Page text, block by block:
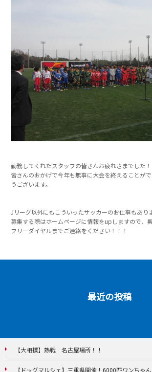
勤務してくれたスタッフの皆さんお疲れさまでした！
皆さんのおかげで今年も無事に大会を終えることが
うございます。
Jリーグ以外にもこういったサッカーのお仕事もありま
募集する際はホームページに情報をupしますので、
フリーダイヤルまでご連絡をください！！！
最近の投稿
【大相撲】熱戦 名古屋場所！！
【ドッグマルシェ】三重県開催！6000匹ワンちゃん